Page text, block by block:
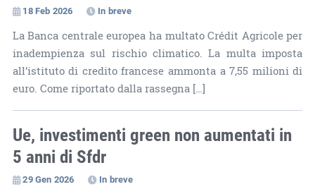
18 Feb 2026 In breve
La Banca centrale europea ha multato Crédit Agricole per
inadempienza sul rischio climatico. La multa imposta
all’istituto di credito francese ammonta a 7,55 milioni di
euro. Come riportato dalla rassegna […]
Ue, investimenti green non aumentati in
5 anni di Sfdr
29 Gen 2026 In breve